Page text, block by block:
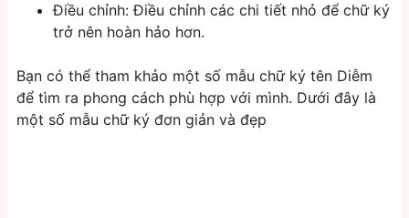
Điều chỉnh: Điều chỉnh các chi tiết nhỏ để chữ ký
trở nên hoàn hảo hơn.
Bạn có thể tham khảo một số mẫu chữ ký tên Diễm
để tìm ra phong cách phù hợp với mình. Dưới đây là
một số mẫu chữ ký đơn giản và đẹp